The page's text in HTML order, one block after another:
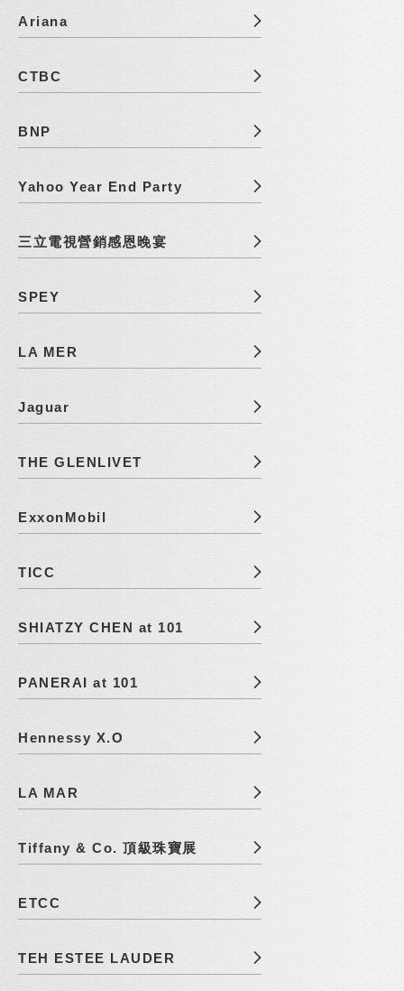
Ariana
CTBC
BNP
Yahoo Year End Party
三立電視營銷感恩晚宴
SPEY
LA MER
Jaguar
THE GLENLIVET
ExxonMobil
TICC
SHIATZY CHEN at 101
PANERAI at 101
Hennessy X.O
LA MAR
Tiffany & Co. 頂級珠寶展
ETCC
TEH ESTEE LAUDER